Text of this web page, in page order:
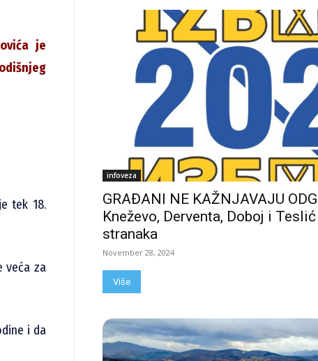
je
tek 18.
veća za
i da
infoveza
GRAĐANI NE KAŽNJAVAJU
Kneževo, Derventa, Doboj i
stranaka
November 28, 2024
Više